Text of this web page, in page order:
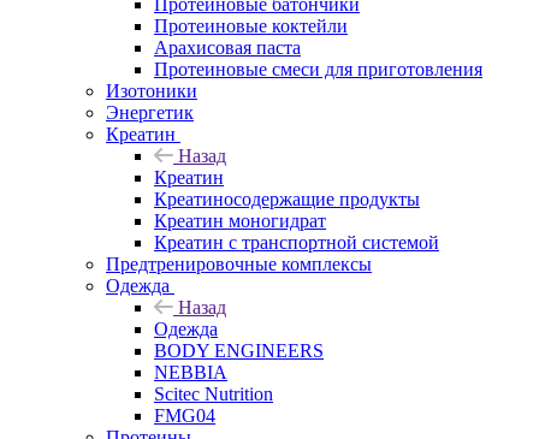
Протеиновые батончики
Протеиновые коктейли
Арахисовая паста
Протеиновые смеси для приготовления
Изотоники
Энергетик
Креатин
Назад
Креатин
Креатиносодержащие продукты
Креатин моногидрат
Креатин с транспортной системой
Предтренировочные комплексы
Одежда
Назад
Одежда
BODY ENGINEERS
NEBBIA
Scitec Nutrition
FMG04